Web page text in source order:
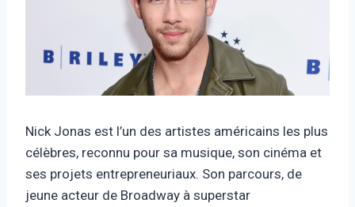
Nick Jonas est l’un des artistes américains les plus
célèbres, reconnu pour sa musique, son cinéma et
ses projets entrepreneuriaux. Son parcours, de
jeune acteur de Broadway à superstar